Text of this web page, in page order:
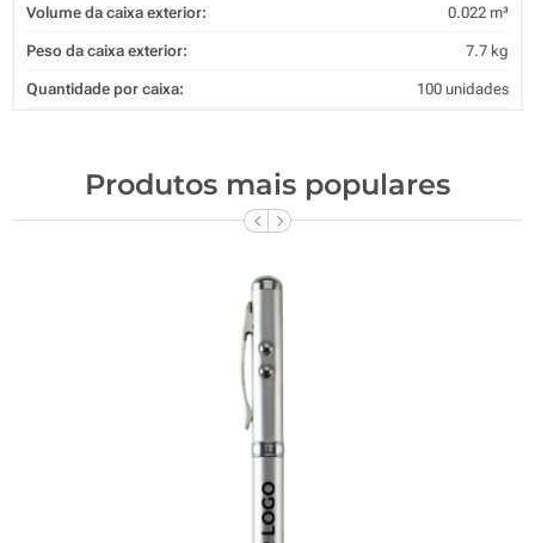
Volume da caixa exterior: 0.022 m³
Peso da caixa exterior: 7.7 kg
Quantidade por caixa: 100 unidades
Produtos mais populares